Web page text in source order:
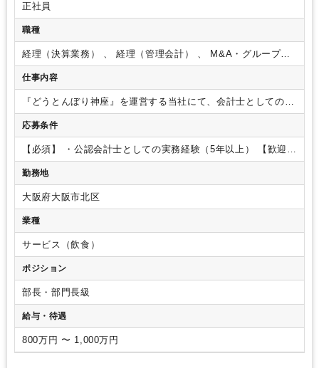
正社員
職種
経理（決算業務） 、 経理（管理会計） 、 M&A・グループ会
社管理
仕事内容
『どうとんぼり神座』を運営する当社にて、会計士としての業
務をお任せします。 ・監査役との折衝・M&Aにおけるデュー
デリジェンス業務
金補助金の対応
・予実管理
・税理士に委託している部分の一
部引き上げ
・ファイナンス ・DX業務
応募条件
【必須】 ・公認会計士としての実務経験（5年以上）
【歓迎】
・監査法人でのコンサル業務経験 【求める人物像】・主体的
に行動できる方
人を喜ばせることにやりがいを感じる方
勤務地
大阪府大阪市北区
業種
サービス（飲食）
ポジション
部長・部門長級
給与・待遇
800万円 〜 1,000万円